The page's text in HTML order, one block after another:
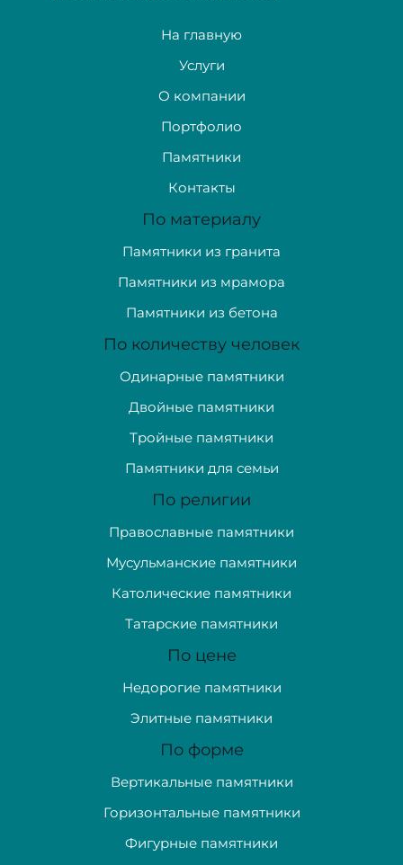
На главную
Услуги
О компании
Портфолио
Памятники
Контакты
По материалу
Памятники из гранита
Памятники из мрамора
Памятники из бетона
По количеству человек
Одинарные памятники
Двойные памятники
Тройные памятники
Памятники для семьи
По религии
Православные памятники
Мусульманские памятники
Католические памятники
Татарские памятники
По цене
Недорогие памятники
Элитные памятники
По форме
Вертикальные памятники
Горизонтальные памятники
Фигурные памятники